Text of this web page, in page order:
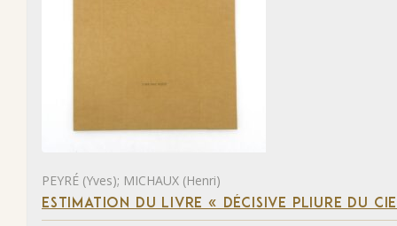
PEYRÉ (Yves); MICHAUX (Henri)
ESTIMATION DU LIVRE « DÉCISIVE PLIURE DU